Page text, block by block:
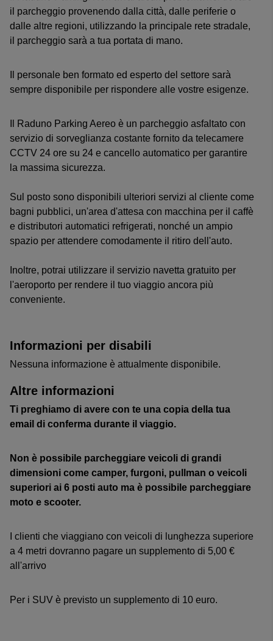
il parcheggio provenendo dalla città, dalle periferie o
dalle altre regioni, utilizzando la principale rete stradale,
il parcheggio sarà a tua portata di mano.
Il personale ben formato ed esperto del settore sarà
sempre disponibile per rispondere alle vostre esigenze.
Il Raduno Parking Aereo è un parcheggio asfaltato con
servizio di sorveglianza costante fornito da telecamere
CCTV 24 ore su 24 e cancello automatico per garantire
la massima sicurezza.
Sul posto sono disponibili ulteriori servizi al cliente come
bagni pubblici, un'area d'attesa con macchina per il caffè
e distributori automatici refrigerati, nonché un ampio
spazio per attendere comodamente il ritiro dell'auto.
Inoltre, potrai utilizzare il servizio navetta gratuito per
l'aeroporto per rendere il tuo viaggio ancora più
conveniente.
Informazioni per disabili
Nessuna informazione è attualmente disponibile.
Altre informazioni
Ti preghiamo di avere con te una copia della tua
email di conferma durante il viaggio.
Non è possibile parcheggiare veicoli di grandi
dimensioni come camper, furgoni, pullman o veicoli
superiori ai 6 posti auto ma è possibile parcheggiare
moto e scooter.
I clienti che viaggiano con veicoli di lunghezza superiore
a 4 metri dovranno pagare un supplemento di 5,00 €
all'arrivo
Per i SUV è previsto un supplemento di 10 euro.